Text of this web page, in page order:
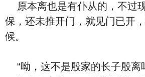
原本离也是有仆从的，不过
保，还未推开门，就见门已开
候。
“呦，这不是殷家的长子殷离